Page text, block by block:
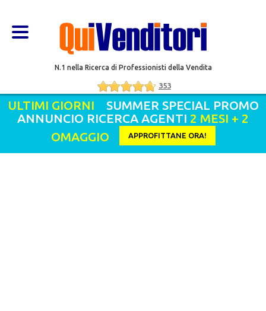
N.1 nella Ricerca di Professionisti della Vendita
353
ULTIMI GIORNI SUMMER SPECIAL PROMO
ANNUNCIO RICERCA AGENTI 2 MESI + 2
OMAGGIO
APPROFITTANE ORA!